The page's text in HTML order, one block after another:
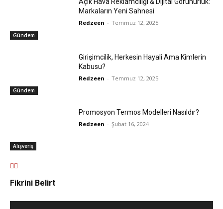
Gündem
Markaların Yeni Sahnesi
Redzeen - Temmuz 12, 2025
Gündem
Girişimcilik, Herkesin Hayali Ama Kimlerin
Kabusu?
Redzeen - Temmuz 12, 2025
Alışveriş
Promosyon Termos Modelleri Nasıldır?
Redzeen - Şubat 16, 2024
Fikrini Belirt